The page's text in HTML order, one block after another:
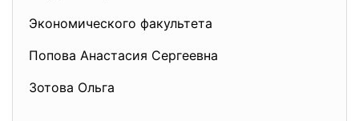
Экономического факультета
Попова Анастасия Сергеевна
Зотова Ольга